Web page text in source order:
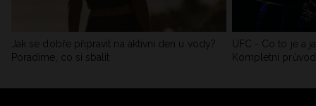
Jak se dobře připravit na aktivní den u vody?
Poradíme, co si sbalit
UFC - Co to je a
Kompletní